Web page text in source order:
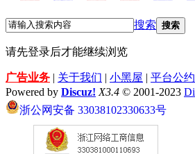
搜索 搜索
请先登录后才能继续浏览
广告业务 | 关于我们 | 小黑屋 | 平台公
Powered by Discuz! X3.4 © 2001-2023
浙公网安备 33038102330633号